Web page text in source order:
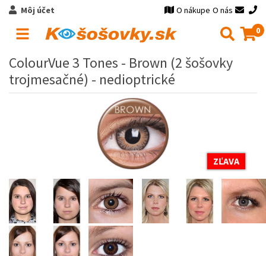
Môj účet O nákupe O nás
0
ColourVue 3 Tones - Brown (2 šošovky
trojmesačné) - nedioptrické
ZĽAVA